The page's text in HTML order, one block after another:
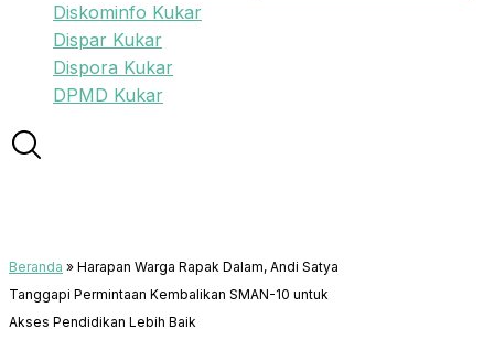
Diskominfo Kukar
Dispar Kukar
Dispora Kukar
DPMD Kukar
Beranda » Harapan Warga Rapak Dalam, Andi Satya
Tanggapi Permintaan Kembalikan SMAN-10 untuk
Akses Pendidikan Lebih Baik